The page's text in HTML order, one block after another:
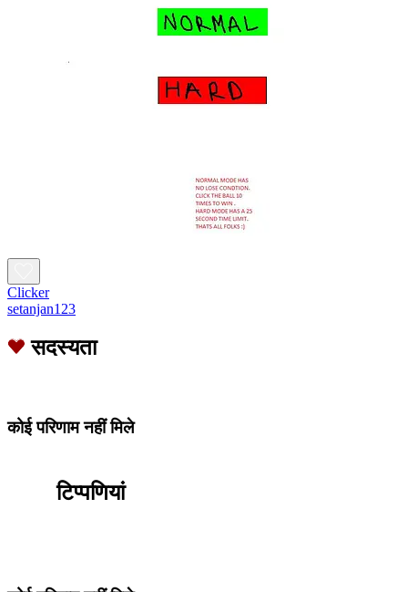
Clicker
setanjan123
सदस्यता
कोई परिणाम नहीं मिले
टिप्पणियां